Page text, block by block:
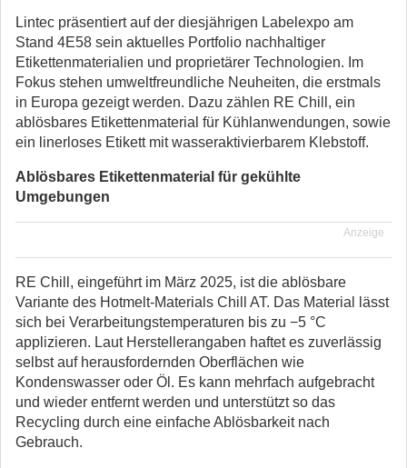
Lintec präsentiert auf der diesjährigen Labelexpo am
Stand 4E58 sein aktuelles Portfolio nachhaltiger
Etikettenmaterialien und proprietärer Technologien. Im
Fokus stehen umweltfreundliche Neuheiten, die erstmals
in Europa gezeigt werden. Dazu zählen RE Chill, ein
ablösbares Etikettenmaterial für Kühlanwendungen, sowie
ein linerloses Etikett mit wasseraktivierbarem Klebstoff.
Ablösbares Etikettenmaterial für gekühlte
Umgebungen
Anzeige
RE Chill, eingeführt im März 2025, ist die ablösbare
Variante des Hotmelt-Materials Chill AT. Das Material lässt
sich bei Verarbeitungstemperaturen bis zu −5 °C
applizieren. Laut Herstellerangaben haftet es zuverlässig
selbst auf herausfordernden Oberflächen wie
Kondenswasser oder Öl. Es kann mehrfach aufgebracht
und wieder entfernt werden und unterstützt so das
Recycling durch eine einfache Ablösbarkeit nach
Gebrauch.